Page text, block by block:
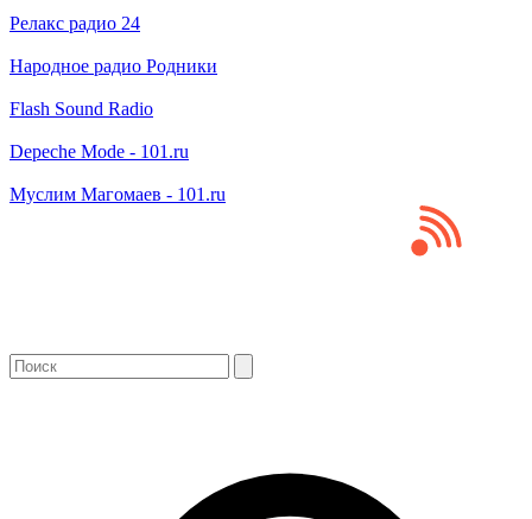
Релакс радио 24
Народное радио Родники
Flash Sound Radio
Depeche Mode - 101.ru
Муслим Магомаев - 101.ru